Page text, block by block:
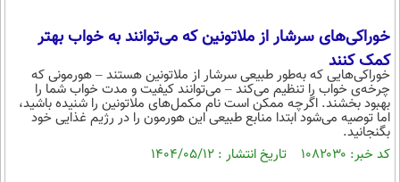
گوناگون
حوادث
محیط زیست
سلامت
آشپزی
دانلود
خوراکی‌های سرشار از ملاتونین که می‌توانند به خواب بهتر
کمک کنند
خوراکی‌هایی که به‌طور طبیعی سرشار از ملاتونین هستند – هورمونی که
چرخه‌ی خواب را تنظیم می‌کند – می‌توانند کیفیت و مدت خواب شما را
بهبود بخشند. اگرچه ممکن است نام مکمل‌های ملاتونین را شنیده باشید،
اما توصیه می‌شود ابتدا منابع طبیعی این هورمون را در رژیم غذایی خود
بگنجانید.
کد خبر: ۱۰۸۲۰۳۰ تاریخ انتشار : ۱۴۰۴/۰۵/۱۲